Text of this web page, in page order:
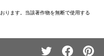
ります。当該著作物を無断で使用する